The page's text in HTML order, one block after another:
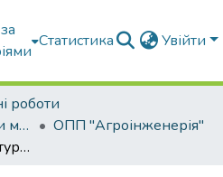
Статистика Увійти
роботи
Кваліфікаційні роботи магістрів
ОПП "Агроінженерія"
Обґрунтування структури і плану використання комплексів машин для вирощування та збирання кукурудзи на зерно у господарстві ФГ «Бебешко В.І.» Переяславського р-ну Київської області